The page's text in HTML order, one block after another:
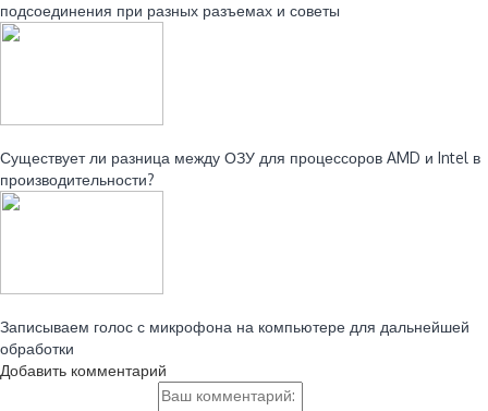
подсоединения при разных разъемах и советы
Существует ли разница между ОЗУ для процессоров AMD и Intel в
производительности?
Записываем голос с микрофона на компьютере для дальнейшей
обработки
Добавить комментарий